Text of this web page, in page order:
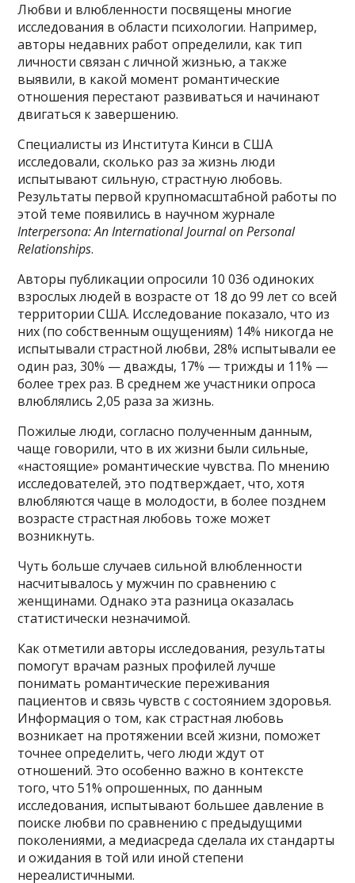
Любви и влюбленности посвящены многие
исследования в области психологии. Например,
авторы недавних работ определили, как тип
личности связан с личной жизнью, а также
выявили, в какой момент романтические
отношения перестают развиваться и начинают
двигаться к завершению.
Специалисты из Института Кинси в США
исследовали, сколько раз за жизнь люди
испытывают сильную, страстную любовь.
Результаты первой крупномасштабной работы по
этой теме появились в научном журнале
Interpersona: An International Journal on Personal
Relationships.
Авторы публикации опросили 10 036 одиноких
взрослых людей в возрасте от 18 до 99 лет со всей
территории США. Исследование показало, что из
них (по собственным ощущениям) 14% никогда не
испытывали страстной любви, 28% испытывали ее
один раз, 30% — дважды, 17% — трижды и 11% —
более трех раз. В среднем же участники опроса
влюблялись 2,05 раза за жизнь.
Пожилые люди, согласно полученным данным,
чаще говорили, что в их жизни были сильные,
«настоящие» романтические чувства. По мнению
исследователей, это подтверждает, что, хотя
влюбляются чаще в молодости, в более позднем
возрасте страстная любовь тоже может
возникнуть.
Чуть больше случаев сильной влюбленности
насчитывалось у мужчин по сравнению с
женщинами. Однако эта разница оказалась
статистически незначимой.
Как отметили авторы исследования, результаты
помогут врачам разных профилей лучше
понимать романтические переживания
пациентов и связь чувств с состоянием здоровья.
Информация о том, как страстная любовь
возникает на протяжении всей жизни, поможет
точнее определить, чего люди ждут от
отношений. Это особенно важно в контексте
того, что 51% опрошенных, по данным
исследования, испытывают большее давление в
поиске любви по сравнению с предыдущими
поколениями, а медиасреда сделала их стандарты
и ожидания в той или иной степени
нереалистичными.